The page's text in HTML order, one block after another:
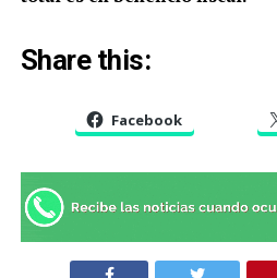
Share this:
Facebook